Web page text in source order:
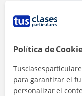
Política de
para garantizar el
personalizar el